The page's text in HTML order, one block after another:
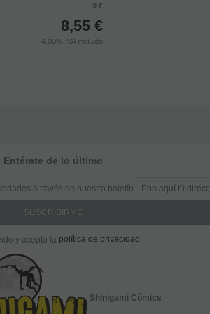
9 €
8,55 €
4.00% IVA incluido
Entérate de lo último
a través de nuestro boletín
y acepto la política de privacidad
Shinigami Cómics